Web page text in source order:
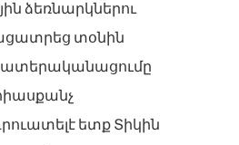
ձեռնարկներու
տօնին
թատերականացումը
ետք Տիկին